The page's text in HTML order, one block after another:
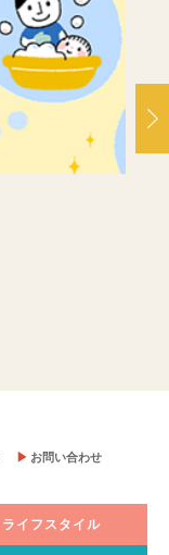
▶ お問い合わせ
ライフスタイル